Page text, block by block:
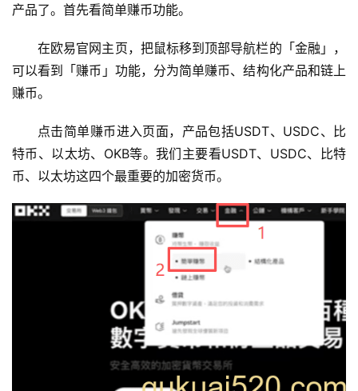
产品了。首先看简单赚币功能。
在欧易官网主页，把鼠标移到顶部导航栏的「金融」，
可以看到「赚币」功能，分为简单赚币、结构化产品和链上
赚币。
点击简单赚币进入页面，产品包括USDT、USDC、比
特币、以太坊、OKB等。我们主要看USDT、USDC、比特
币、以太坊这四个最重要的加密货币。